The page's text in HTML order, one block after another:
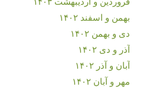
بهمن و اسفند ۱۴۰۲
دی و بهمن ۱۴۰۲
آذر و دی ۱۴۰۲
آبان و آذر ۱۴۰۲
مهر و آبان ۱۴۰۲